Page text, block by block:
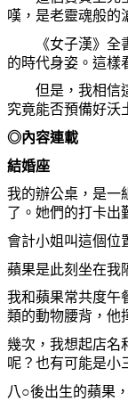
嘆，是老靈魂般的
《女子漢》全書
的時代身姿。這樣
但是，我相信這
究竟能否預備好沃
◎內容連載
結婚座
我的辦公桌，是一
了。她們的打卡出
會計小姐叫這個位
蘋果是此刻坐在我
我和蘋果常共度午
類的動物腰背，他
幾次，我想起店名
呢？也有可能是小
八○後出生的蘋果